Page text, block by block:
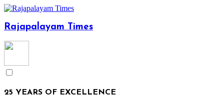
Rajapalayam Times
25 YEARS OF EXCELLENCE